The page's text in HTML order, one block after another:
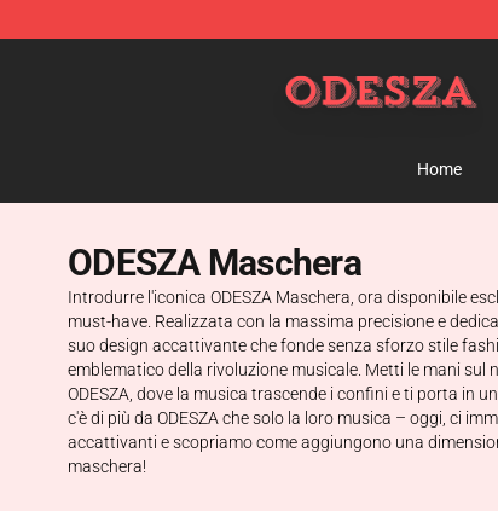
Home
ODESZA Maschera
Introdurre l'iconica ODESZA Maschera, ora disponibile
must-have. Realizzata con la massima precisione e
suo design accattivante che fonde senza sforzo stile
emblematico della rivoluzione musicale. Metti le mani sul
ODESZA, dove la musica trascende i confini e ti porta in
c'è di più da ODESZA che solo la loro musica – oggi, ci
accattivanti e scopriamo come aggiungono una
maschera!